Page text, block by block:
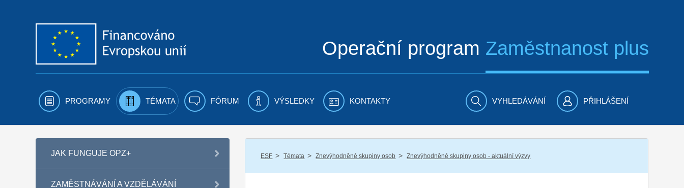
Operační program Zaměstnanost plus
PROGRAMY TÉMATA FÓRUM VÝSLEDKY KONTAKTY VYHLEDÁVÁNÍ PŘIHLÁŠENÍ
JAK FUNGUJE OPZ+
ZAMĚSTNÁVÁNÍ A VZDĚLÁVÁNÍ
ESF / Témata / Znevýhodněné skupiny osob / Znevýhodněné skupiny osob - aktuální výzvy